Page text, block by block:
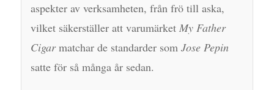
aspekter av verksamheten, från frö till aska,
vilket säkerställer att varumärket My Father
Cigarmatchar de standarder som Jose Pepin
satte för så många år sedan.